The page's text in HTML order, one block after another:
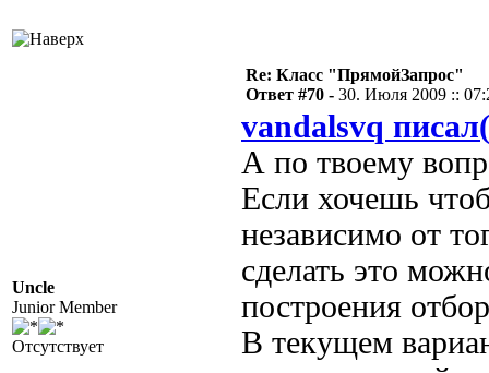
Uncle
Junior Member
Отсутствует
Re: Класс "ПрямойЗапрос"
Ответ #70 - 30. Июля 2009 ::
vandalsvq
А по твоему
Если хочешь
независимо от
сделать это
построения
В текущем